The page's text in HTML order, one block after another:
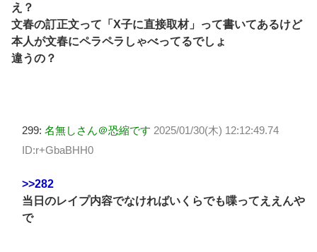
え？
文春の訂正文って「X子に直接取材」って書いてあるけど
本人が文春にペラペラしゃべってるでしょ
違うの？
299: 名無しさん＠恐縮です 2025/01/30(木) 12:12:49.74
ID:r+GbaBHH0
>>282
当日のレイプ内容でなければいくらでも喋ってええんや
で